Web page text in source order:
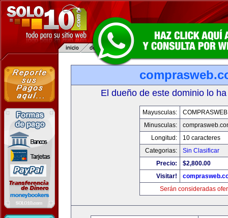
El dueño de este dominio lo
Mayusculas:
Minusculas:
Longitud:
10 caracteres
Categorias:
Sin Clasificar
Precio:
$2,800.00
Visitar!
Serán consideradas